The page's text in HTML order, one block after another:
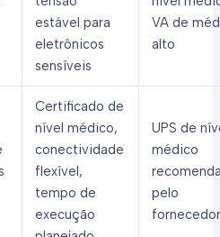
estável para
eletrônicos
sensíveis
VA de
alto
Certificado de
nível médico,
conectividade
flexível,
tempo de
execução
UPS de
médico
pelo